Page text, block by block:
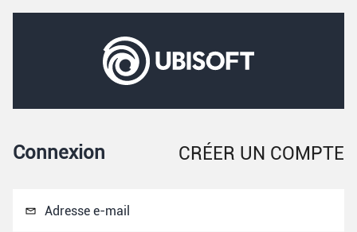
Connexion CRÉER UN COMPTE
Adresse e-mail